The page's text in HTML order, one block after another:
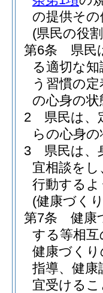
の提供そ
(県民の役
第6条
県民
る適切な
う習慣の
の心身の
2
県民は、
らの心身
3
県民は、
宜相談を
行動する
(健康づく
第7条
健康
する等相
健康づく
指導、健
宜受ける